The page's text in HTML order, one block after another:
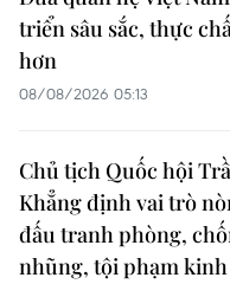
triển sâu sắc, thực
hơn
08/08/2026 05:13
Chủ tịch Quốc hội
Khẳng định vai trò
đấu tranh phòng,
nhũng, tội phạm